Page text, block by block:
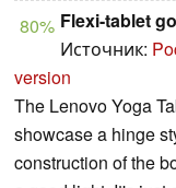
80% Flexi-tablet
Источник:
version
The Lenovo Yoga
showcase a hinge
construction of the